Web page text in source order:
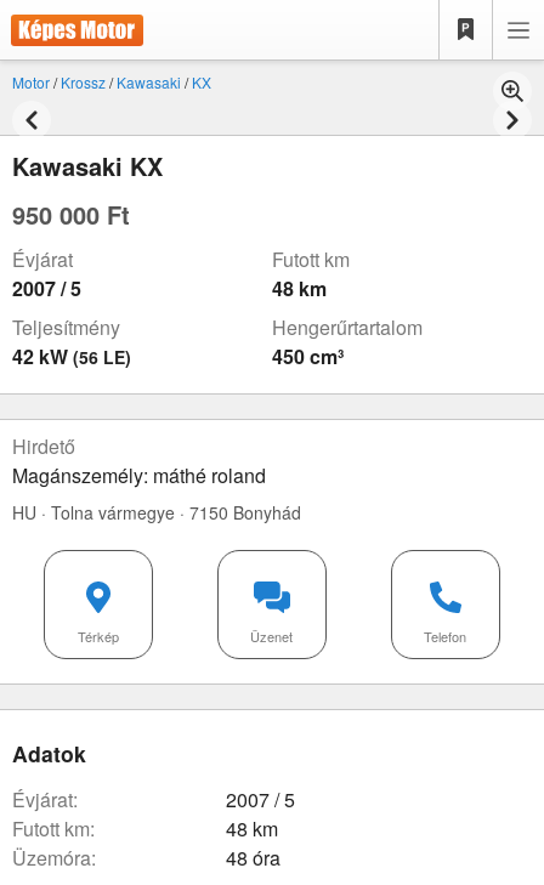
Motor/Krossz/Kawasaki /KX
Kawasaki KX
950 000 Ft
Évjárat
2007 / 5
Futott km
48 km
Teljesítmény
42 kW (56 LE)
Hengerűrtartalom
450 cm³
Hirdető
Magánszemély: máthé roland
HU · Tolna vármegye · 7150 Bonyhád
Telefon
Üzenet
Térkép
Adatok
évjárat:
2007 / 5
futott km:
48 km
üzemóra:
48 óra